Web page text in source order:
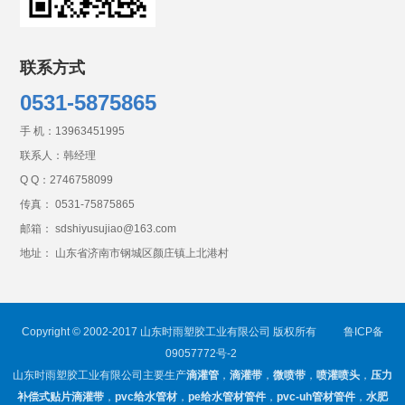
联系方式
0531-5875865
手 机： 13963451995
联系人：韩经理
Q Q： 2746758099
传真： 0531-75875865
邮箱： sdshiyusujiao@163.com
地址： 山东省济南市钢城区颜庄镇上北港村
Copyright © 2002-2017 山东时雨塑胶工业有限公司 版权所有
鲁ICP备
09057772号-2
山东时雨塑胶工业有限公司主要生产滴灌管， 滴灌带， 微喷带， 喷灌喷头， 压力
补偿式贴片滴灌带， pvc给水管材， pe给水管材管件， pvc-uh管材管件， 水肥